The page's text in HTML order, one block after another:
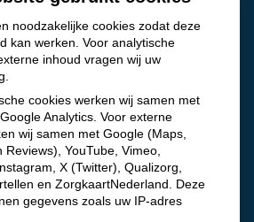
noodzakelijke cookies zodat deze
kan werken. Voor analytische
inhoud vragen wij uw
cookies werken wij samen met
Analytics. Voor externe
wij samen met Google (Maps,
Reviews), YouTube, Vimeo,
X (Twitter), Qualizorg,
en ZorgkaartNederland. Deze
gegevens zoals uw IP-adres